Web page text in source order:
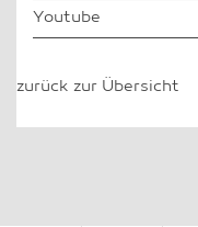
Youtube
zurück zur Übersicht